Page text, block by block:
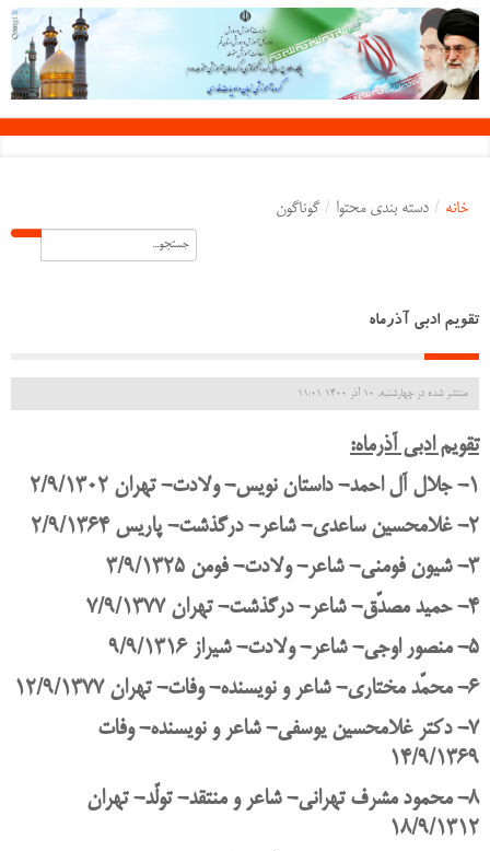
خانه / دسته بندی محتوا / گوناگون
تقویم ادبی آذرماه
منتشر شده در چهارشنبه, 10 آذر 1400 11:01
تقویم ادبی آذرماه:
1- جلال آل احمد- داستان نویس- ولادت- تهران 2/9/1302
2- غلامحسین ساعدی- شاعر- درگذشت- پاریس 2/9/1364
3- شیون فومنی- شاعر- ولادت- فومن 3/9/1325
4- حمید مصدّق- شاعر- درگذشت- تهران 7/9/1377
5- منصور اوجی- شاعر- ولادت- شیراز 9/9/1316
6- محمّد مختاری- شاعر و نویسنده- وفات- تهران 12/9/1377
7- دكتر غلامحسین یوسفی- شاعر و نویسنده- وفات
14/9/1369
8- محمود مشرف تهرانی- شاعر و منتقد- تولّد- تهران
18/9/1312